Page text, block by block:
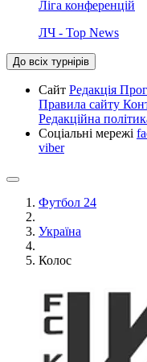
Ліга конференцій
ЛЧ - Top News
До всіх турнірів
Сайт Редакція
Правила сайту
Редакційна
Соціальні мережі
viber
Футбол 24
Україна
Колос